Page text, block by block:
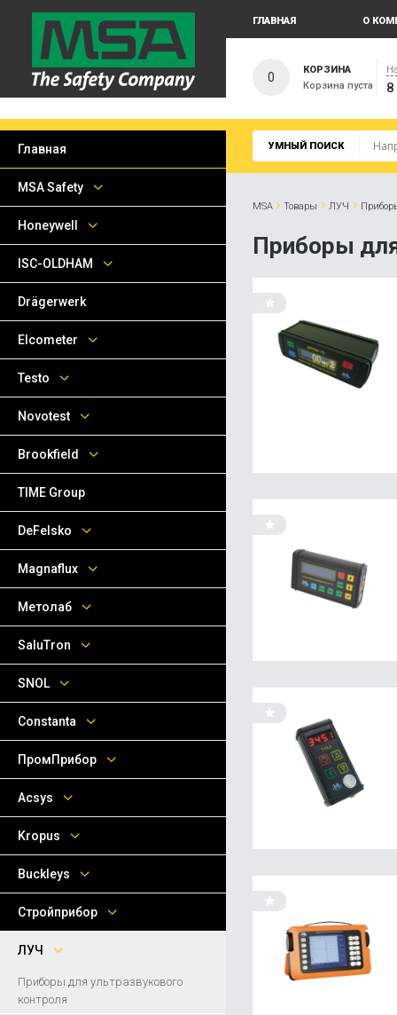
ГЛАВНАЯ О
0
КОРЗИНА
Корзина пуста
УМНЫЙ ПОИСК
MSA › Товары › ЛУЧ ›
Приборы
Главная
MSA Safety
Honeywell
ISC-OLDHAM
Drägerwerk
Elcometer
Testo
Novotest
Brookfield
TIME Group
DeFelsko
Magnaflux
Метолаб
SaluTron
SNOL
Сonstanta
ПромПрибор
Acsys
Kropus
Buckleys
Стройприбор
ЛУЧ
Приборы для ультразвукового
контроля